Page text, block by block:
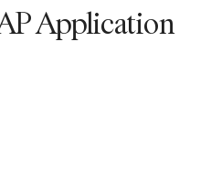
Application